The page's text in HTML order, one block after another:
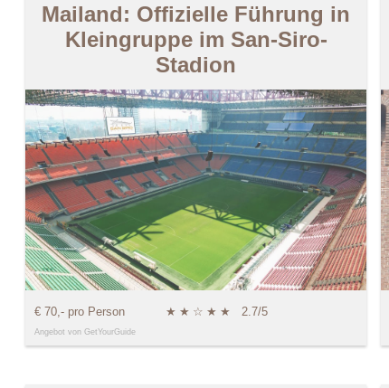
Mailand: Offizielle Führung in
Kleingruppe im San-Siro-
Stadion
€ 70,- pro Person ★ ★ ☆ ★ ★ 2.7/5
Angebot von GetYourGuide